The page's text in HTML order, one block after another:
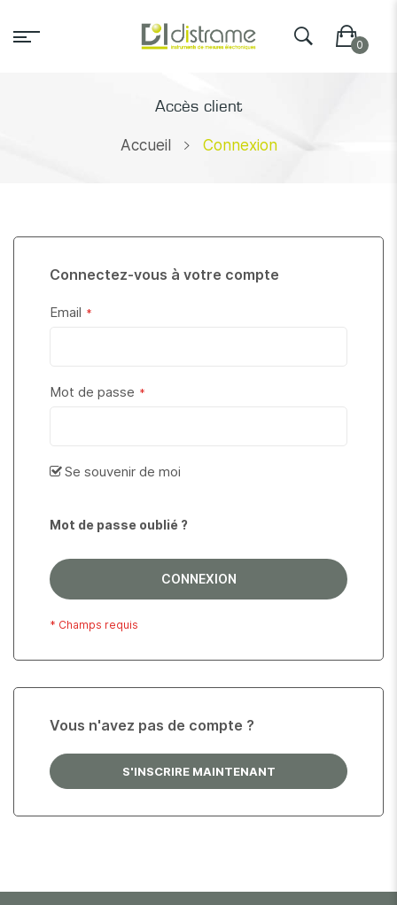
Accès client
Accueil Connexion
Connectez-vous à votre compte
Email
Mot de passe
Se souvenir de moi
Mot de passe oublié ?
CONNEXION
Vous n'avez pas de compte ?
S'INSCRIRE MAINTENANT